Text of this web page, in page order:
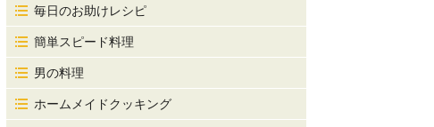
毎日のお助けレシピ
簡単スピード料理
男の料理
ホームメイドクッキング